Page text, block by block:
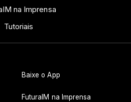
na Imprensa
Tutoriais
Baixe o App
FuturaIM na Imprensa